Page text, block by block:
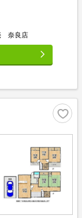
奈良店